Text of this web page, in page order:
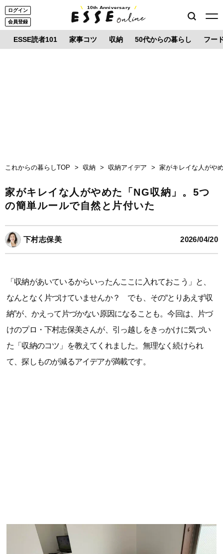
ログイン
会員登録
10th Anniversary
ESSE読者101 家事コツ 収納 50代からの暮らし フー
これからの暮らしTOP 収納 収納アイデア 家がキレイな人がや
家がキレイな人がやめた「NG収納」。5つ
の簡単ルールで自然と片付いた
下村志保美 2026/04/20
「収納があいているからいったんここに入れておこう」と、
なんとなく片づけていませんか？ でも、その“とりあえず収
納”が、かえって片づかない原因になることも。今回は、片づ
けのプロ・下村志保美さんが、引っ越しをきっかけに気づい
た「収納のコツ」を教えてくれました。無理なく続けられ
て、探しものが減るアイデアが満載です。